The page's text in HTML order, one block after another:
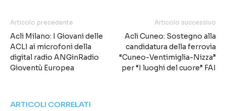
Articolo precedente
Acli Milano: I Giovani delle
ACLI ai microfoni della
digital radio ANGinRadio
Gioventù Europea
Articolo successivo
Acli Cuneo: Sostegno alla
candidatura della ferrovia
“Cuneo-Ventimiglia-Nizza”
per “I luoghi del cuore” FAI
ARTICOLI CORRELATI